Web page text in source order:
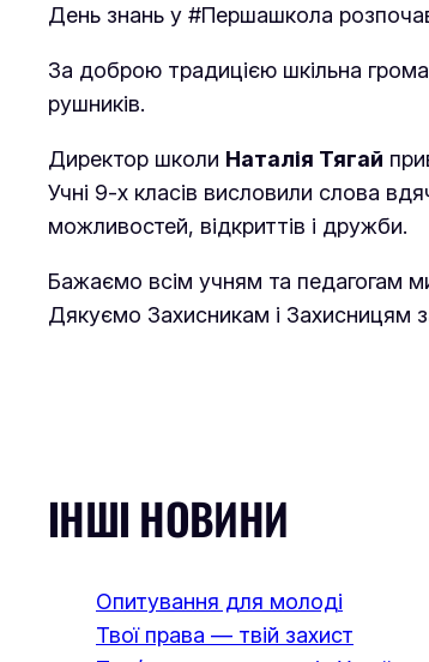
День знань у #Першашкола
За доброю традицією шкільна
рушників.
Директор школи Наталія Тягай
Учні 9-х класів висловили слова
можливостей, відкриттів і дружби.
Бажаємо всім учням та педагогам
Дякуємо Захисникам і Захисницям
ІНШІ НОВИНИ
Опитування для молоді
Твої права — твій захист